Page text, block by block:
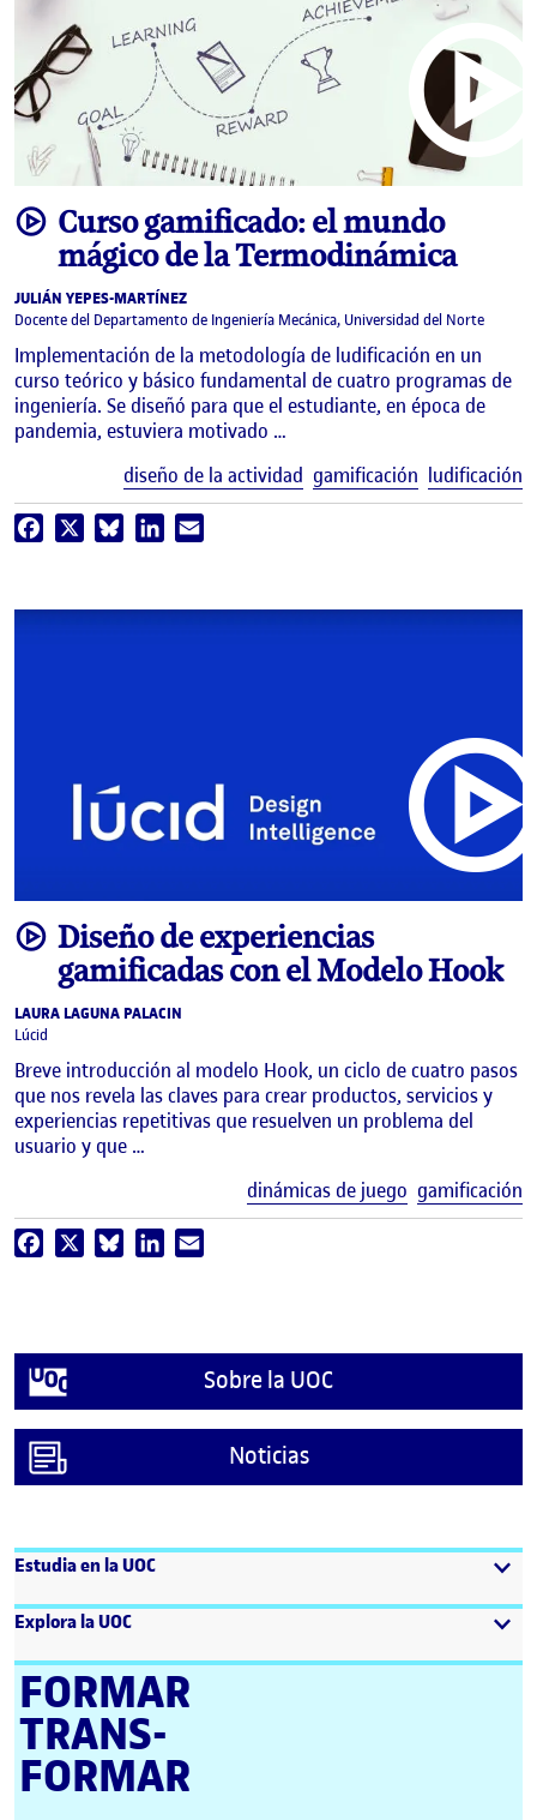
videoCurso gamificado: el mundo
mágico de la Termodinámica
JULIÁN YEPES-MARTÍNEZ
Docente del Departamento de Ingeniería Mecánica, Universidad del Norte
Implementación de la metodología de ludificación en un
curso teórico y básico fundamental de cuatro programas de
ingeniería. Se diseñó para que el estudiante, en época de
pandemia, estuviera motivado …
diseño de la actividad gamificación ludificación
Facebook BlueskyLinkedIn
videoDiseño de experiencias
gamificadas con el Modelo Hook
LAURA LAGUNA PALACIN
Lúcid
Breve introducción al modelo Hook, un ciclo de cuatro pasos
que nos revela las claves para crear productos, servicios y
experiencias repetitivas que resuelven un problema del
usuario y que …
dinámicas de juego gamificación
Facebook BlueskyLinkedIn
Sobre la UOC
Noticias
Estudia en la UOC
Explora la UOC
FORMAR
TRANS­
FORMAR